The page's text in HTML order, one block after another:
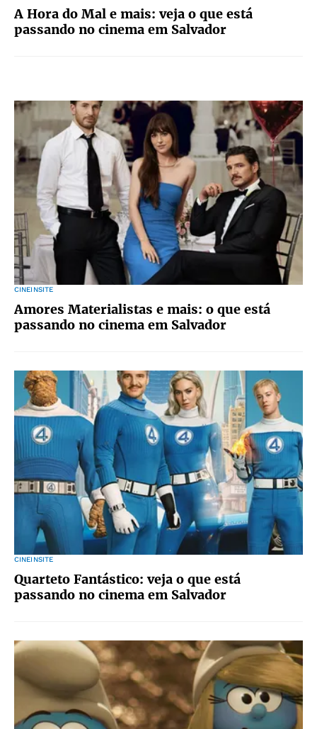
A Hora do Mal e mais: veja o que está
passando no cinema em Salvador
CINEINSITE
Amores Materialistas e mais: o que está
passando no cinema em Salvador
CINEINSITE
Quarteto Fantástico: veja o que está
passando no cinema em Salvador